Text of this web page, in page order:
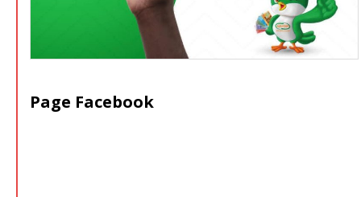
Page Facebook